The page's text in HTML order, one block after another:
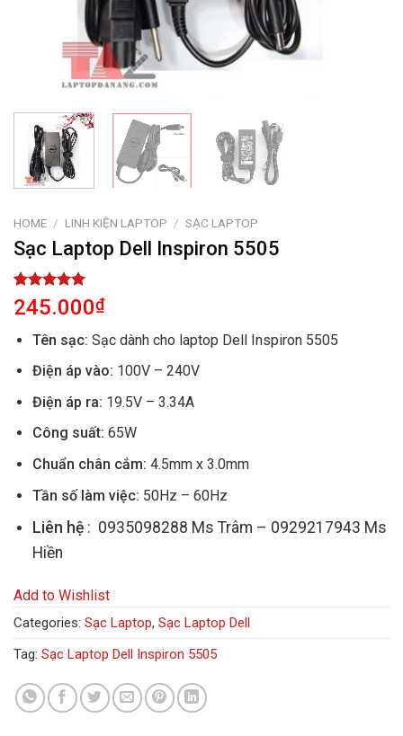
HOME / LINH KIỆN LAPTOP / SẠC LAPTOP
Sạc Laptop Dell Inspiron 5505
Rated 5.00
out of 5
1
customer
245.000₫
Tên sạc: Sạc dành cho laptop Dell Inspiron 5505
Điện áp vào: 100V – 240V
Điện áp ra: 19.5V – 3.34A
Công suất: 65W
Chuẩn chân cắm: 4.5mm x 3.0mm
Tần số làm việc: 50Hz – 60Hz
Liên hệ: 0935098288 Ms Trâm – 0929217943 Ms
Hiền
Add to Wishlist
Categories: Sạc Laptop, Sạc Laptop Dell
Tag: Sạc Laptop Dell Inspiron 5505